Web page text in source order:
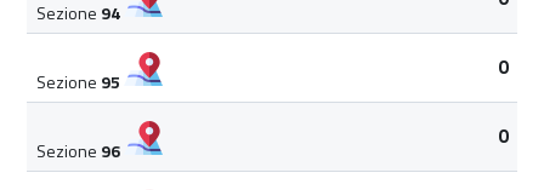
Sezione 94
Sezione 95
0
Sezione 96
0